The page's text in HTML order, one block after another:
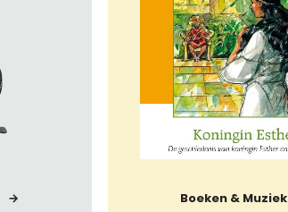
Boeken & Muziek